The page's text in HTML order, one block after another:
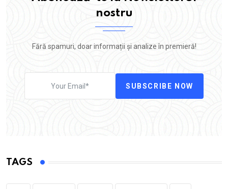
nostru
Fără spamuri, doar informații și analize în premieră!
SUBSCRIBE NOW
TAGS